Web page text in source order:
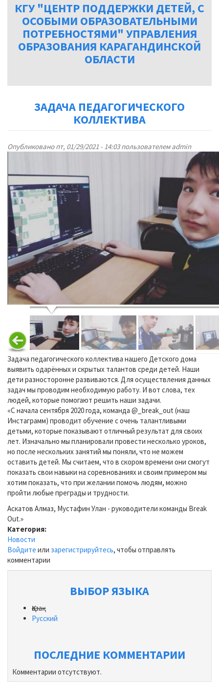
КГУ "ЦЕНТР ПОДДЕРЖКИ ДЕТЕЙ, С
ОСОБЫМИ ОБРАЗОВАТЕЛЬНЫМИ
ПОТРЕБНОСТЯМИ" УПРАВЛЕНИЯ
ОБРАЗОВАНИЯ КАРАГАНДИНСКОЙ
ОБЛАСТИ
ЗАДАЧА ПЕДАГОГИЧЕСКОГО
КОЛЛЕКТИВА
Опубликовано пт, 01/29/2021 - 14:03 пользователемadmin
Задача педагогического коллектива нашего Детского дома
выявить одарённых и скрытых талантов среди детей. Наши
дети разносторонне развиваются. Для осуществления данных
задач мы проводим необходимую работу. И вот слова, тех
людей, которые помогают решить наши задачи.
«С начала сентября 2020 года, команда @_break_out (наш
Инстаграмм) проводит обучение с очень талантливыми
детьми, которые показывают отличный результат для своих
лет. Изначально мы планировали провести несколько уроков,
но после нескольких занятий мы поняли, что не можем
оставить детей. Мы считаем, что в скором времени они смогут
показать свои навыки на соревнованиях и своим примером мы
хотим показать, что при желании помочь людям, можно
пройти любые преграды и трудности.
Аскатов Алмаз, Мустафин Улан - руководители команды Break
Out.»
Категория:
Новости
Войдите или зарегистрируйтесь, чтобы отправлять
комментарии
ВЫБОР ЯЗЫКА
Қазақ
Русский
ПОСЛЕДНИЕ КОММЕНТАРИИ
Комментарии отсутствуют.